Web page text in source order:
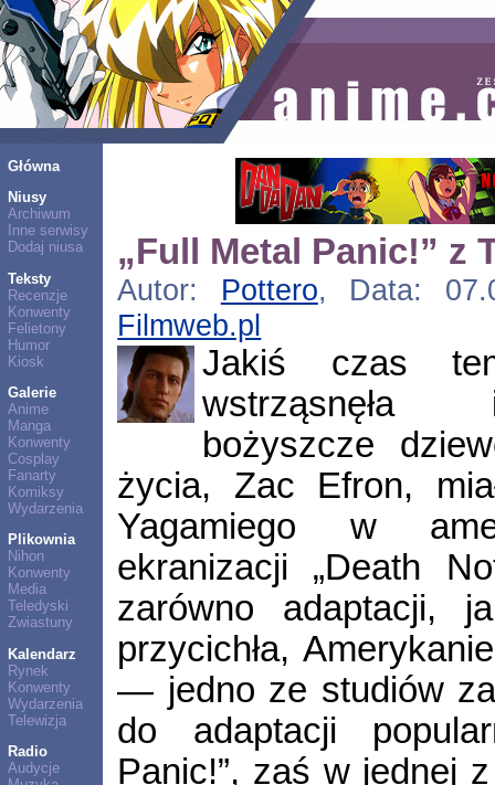
Główna
Niusy
Archiwum
Inne serwisy
Dodaj niusa
Teksty
Recenzje
Konwenty
Felietony
Humor
Kiosk
Galerie
Anime
Manga
Konwenty
Cosplay
Fanarty
Komiksy
Wydarzenia
Plikownia
Nihon
Konwenty
Media
Teledyski
Zwiastuny
Kalendarz
Rynek
Konwenty
Wydarzenia
Telewizja
Radio
Audycje
„Full Metal Panic!” z
Autor: Pottero, Data:
Filmweb.pl
Jakiś czas
wstrząsnęła
bożyszcze
życia, Zac Efron,
Yagamiego w
ekranizacji „Death
zarówno adaptacji,
przycichła,
— jedno ze studiów
do adaptacji
Panic!”, zaś w jednej